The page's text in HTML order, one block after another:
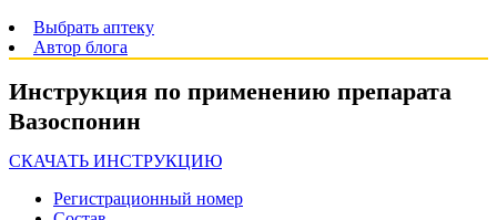
Выбрать аптеку
Автор блога
Инструкция по применению препарата
Вазоспонин
СКАЧАТЬ ИНСТРУКЦИЮ
Регистрационный номер